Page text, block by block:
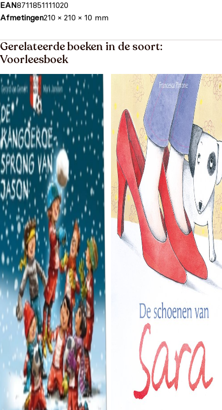
EAN8711851111020
Afmetingen210 × 210 × 10 mm
Gerelateerde boeken in de soort:
Voorleesboek